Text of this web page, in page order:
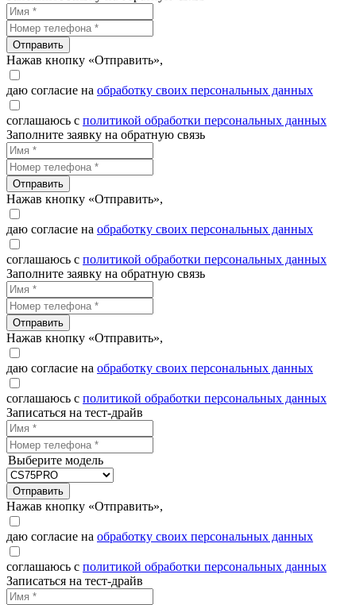
Отправить
Нажав кнопку «Отправить»,
даю согласие на обработку своих персональных данных
соглашаюсь с политикой обработки персональных данных
Заполните заявку на обратную связь
Отправить
Нажав кнопку «Отправить»,
даю согласие на обработку своих персональных данных
соглашаюсь с политикой обработки персональных данных
Заполните заявку на обратную связь
Отправить
Нажав кнопку «Отправить»,
даю согласие на обработку своих персональных данных
соглашаюсь с политикой обработки персональных данных
Записаться на тест-драйв
Выберите модель
Отправить
Нажав кнопку «Отправить»,
даю согласие на обработку своих персональных данных
соглашаюсь с политикой обработки персональных данных
Записаться на тест-драйв